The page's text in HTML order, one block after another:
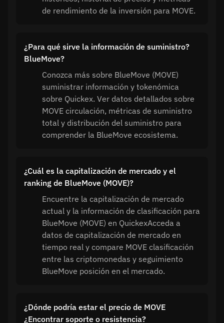
de rendimiento de la inversión para MOVE.
¿Para qué sirve la información de suministro?
BlueMove?
Conozca más sobre BlueMove (MOVE)
suministrar información y tokenómica
sobre Quickex. Ver datos detallados sobre
MOVE circulación, métricas de suministro
total y distribución del suministro para
comprender la BlueMove ecosistema.
¿Cuál es la capitalización de mercado y el
ranking de BlueMove (MOVE)?
Encuentre la capitalización de mercado
actual y la información de clasificación para
BlueMove (MOVE) en QuickexAcceda a
datos de capitalización de mercado en
tiempo real y compare MOVE clasificación
entre las criptomonedas y seguimiento
BlueMove posición en el mercado.
¿Dónde podría estar el precio de MOVE
¿Encontrar soporte o resistencia?